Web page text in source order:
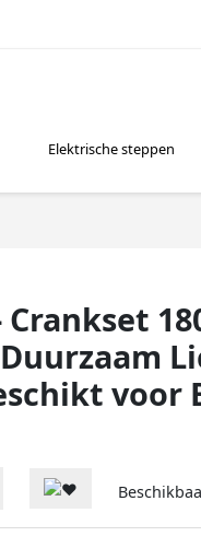
Elektrische steppen
Crankset
voor